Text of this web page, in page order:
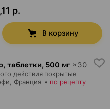
р.
В корзину
таблетки, 500 мг ×30
действия покрытые
, Франция • по рецепту